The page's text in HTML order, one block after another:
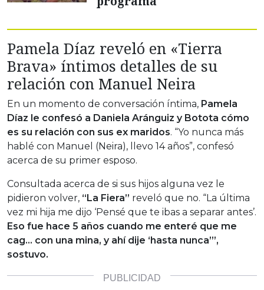
Pamela Díaz reveló en «Tierra
Brava» íntimos detalles de su
relación con Manuel Neira
En un momento de conversación íntima, Pamela
Díaz le confesó a Daniela Aránguiz y Botota cómo
es su relación con sus ex maridos. “Yo nunca más
hablé con Manuel (Neira), llevo 14 años”, confesó
acerca de su primer esposo.
Consultada acerca de si sus hijos alguna vez le
pidieron volver, “La Fiera” reveló que no. “La última
vez mi hija me dijo ‘Pensé que te ibas a separar antes’.
Eso fue hace 5 años cuando me enteré que me
cag… con una mina, y ahí dije ‘hasta nunca’”,
sostuvo.